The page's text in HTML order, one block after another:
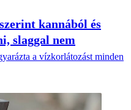
kannából és
slaggal nem
a vízkorlátozást minden